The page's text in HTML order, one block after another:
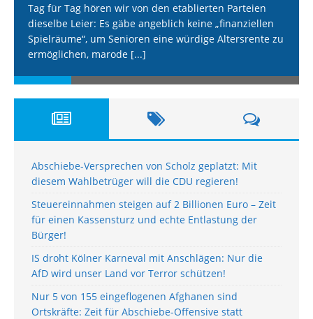
Tag für Tag hören wir von den etablierten Parteien
dieselbe Leier: Es gäbe angeblich keine „finanziellen
Spielräume“, um Senioren eine würdige Altersrente zu
ermöglichen, marode [...]
Abschiebe-Versprechen von Scholz geplatzt: Mit
diesem Wahlbetrüger will die CDU regieren!
Steuereinnahmen steigen auf 2 Billionen Euro – Zeit
für einen Kassensturz und echte Entlastung der
Bürger!
IS droht Kölner Karneval mit Anschlägen: Nur die
AfD wird unser Land vor Terror schützen!
Nur 5 von 155 eingeflogenen Afghanen sind
Ortskräfte: Zeit für Abschiebe-Offensive statt